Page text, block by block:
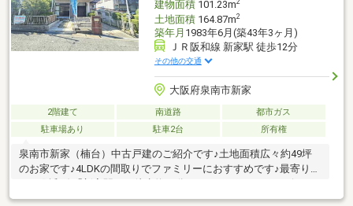
建物面積101.23m2
土地面積164.87m2
築年月 1983年6月(築43年3ヶ月)
ＪＲ阪和線 新家駅 徒歩12分
その他の交通
大阪府泉南市新家
2階建て 南道路
都市ガス
駐車場あり
駐車2台 所有権
泉南市新家（楠台）中古戸建のご紹介です♪土地面積広々約49坪
のお家です♪4LDKの間取りでファミリーにおすすめです♪最寄り駅
徒歩圏内で周辺環境充実しております♪お車は2台駐車可能♪前面